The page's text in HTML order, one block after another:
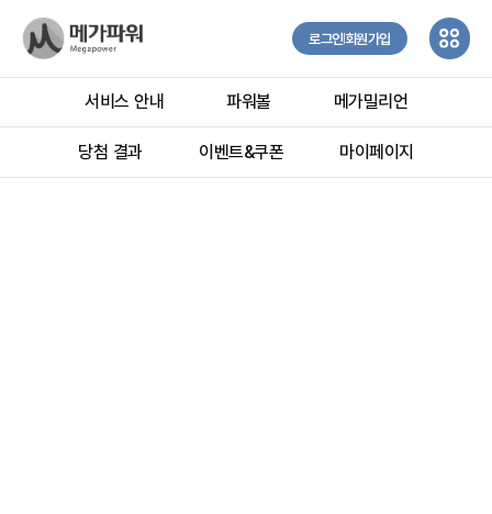
로그인회원가입
서비스 안내 파워볼 메가밀리언
당첨 결과 이벤트&쿠폰 마이페이지